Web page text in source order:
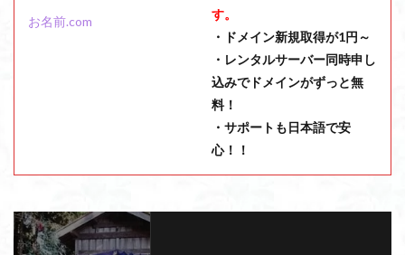
お名前.com
す。
・ドメイン新規取得が1円～
・レンタルサーバー同時申し
込みでドメインがずっと無
料！
・サポートも日本語で安
心！！